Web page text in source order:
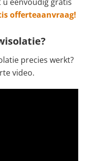
offerteaanvraag!
precies werkt?
video.